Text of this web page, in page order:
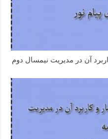
آن در مدیریت نیمسال دوم